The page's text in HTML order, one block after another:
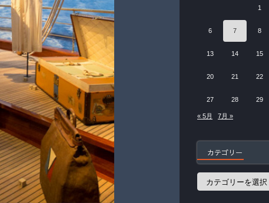
1
6 7 8
13 14 15
20 21 22
27 28 29
« 5月 7月 »
カテゴリー
カ